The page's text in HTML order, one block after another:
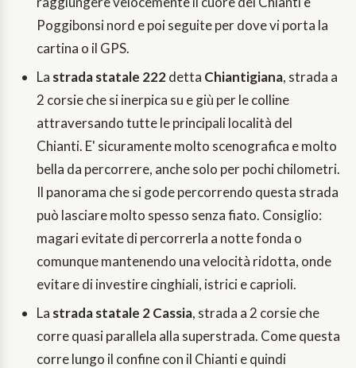
Poggibonsi nord e poi seguite per dove vi porta la
cartina o il GPS.
La strada statale 222detta Chiantigiana, strada a
2 corsie che si inerpica su e giù per le colline
attraversando tutte le principali località del
Chianti. E' sicuramente molto scenografica e molto
bella da percorrere, anche solo per pochi chilometri.
Il panorama che si gode percorrendo questa strada
può lasciare molto spesso senza fiato. Consiglio:
magari evitate di percorrerla a notte fonda o
comunque mantenendo una velocità ridotta, onde
evitare di investire cinghiali, istrici e caprioli.
La strada statale 2 Cassia, strada a 2 corsie che
corre quasi parallela alla superstrada. Come questa
corre lungo il confine con il Chianti e quindi